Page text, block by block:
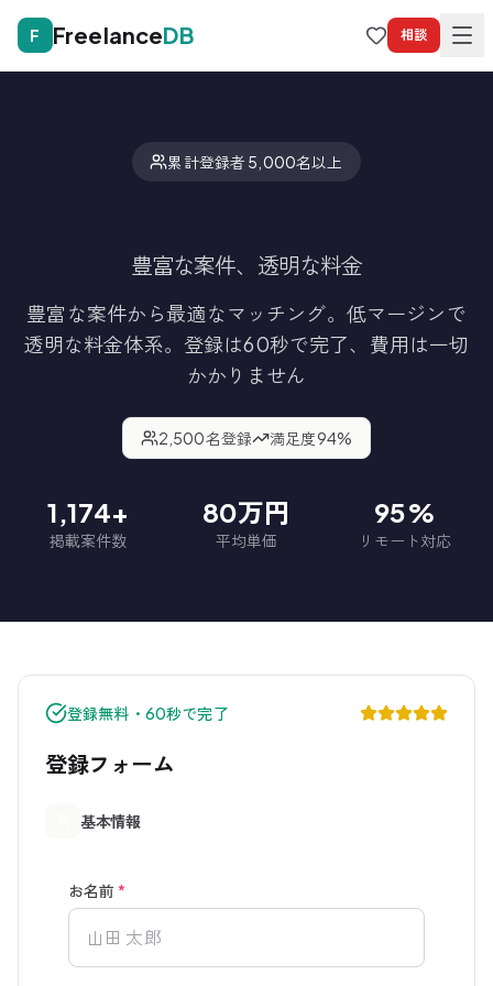
F FreelanceDB 相談
累計登録者 5,000名以上
豊富な案件、透明な料金
豊富な案件から最適なマッチング。低マージンで
透明な料金体系。 登録は60秒で完了、費用は一切
かかりません
2,500名登録 満足度94%
1,174+
掲載案件数
80万円
平均単価
95%
リモート対応
登録無料・60秒で完了
登録フォーム
基本情報
お名前 *